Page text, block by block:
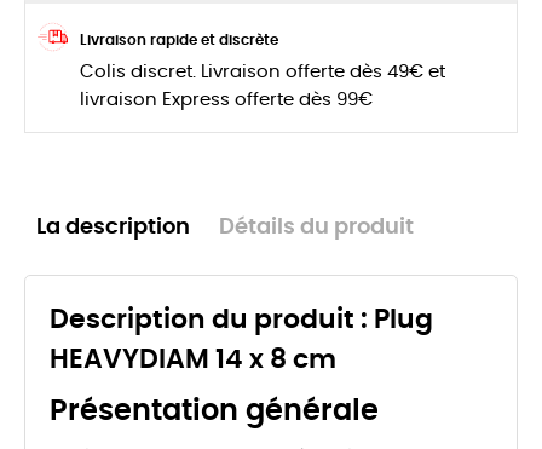
Livraison rapide et discrète
Colis discret. Livraison offerte dès 49€ et
livraison Express offerte dès 99€
La description Détails du produit
Description du produit : Plug
HEAVYDIAM 14 x 8 cm
Présentation générale